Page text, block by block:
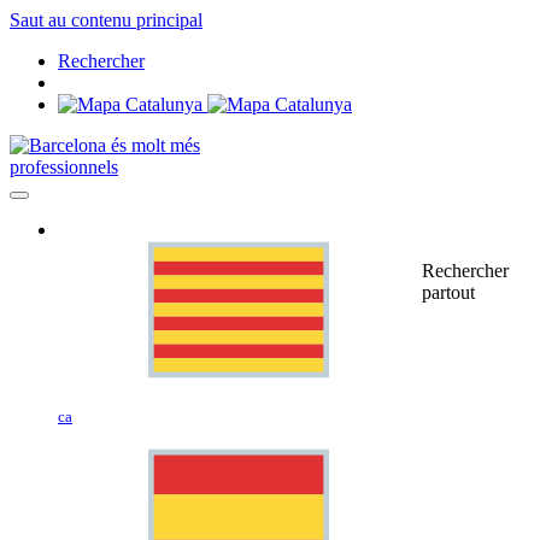
Saut au contenu principal
Rechercher
professionnels
ca
Rechercher
partout